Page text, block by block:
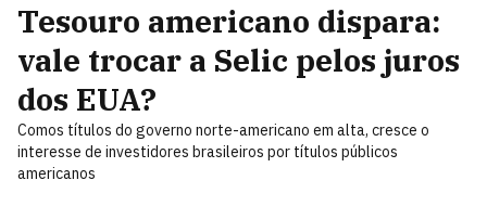
Tesouro americano dispara:
vale trocar a Selic pelos juros
dos EUA?
Comos títulos do governo norte-americano em alta, cresce o
interesse de investidores brasileiros por títulos públicos
americanos